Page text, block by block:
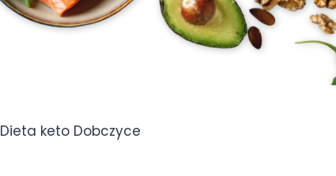
Dieta keto Dobczyce